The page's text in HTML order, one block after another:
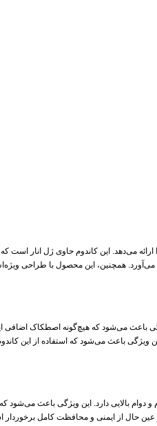
می‌دهد. این کاندوم حاوی ژل انار است که
همچنین، این محصول با طراحی
باعث می‌شود که هیچ‌گونه اصطکاک اضافی
ویژگی باعث می‌شود که استفاده از این
دوام بالایی دارد. این ویژگی باعث می‌شود که
حال از ایمنی و محافظت کامل برخوردار